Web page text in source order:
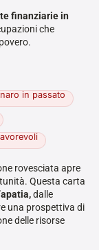
finanziarie in
che
in passato
rovesciata apre
Questa carta
dalle
una prospettiva di
delle risorse